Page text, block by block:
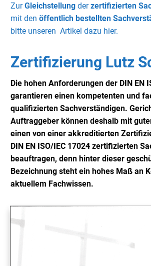
ZurGleichstellung derzertifizierten
mit den öffentlich bestellten
bitte unseren Artikel dazu hier.
Zertifizierung Lutz
Die hohen Anforderungen der DIN EN
garantieren einen kompetenten und
qualifizierten Sachverständigen.
Auftraggeber können deshalb mit
einen von einer akkreditierten
DIN EN ISO/IEC 17024 zertifizierten
beauftragen, denn hinter dieser
Bezeichnung steht ein hohes Maß an
aktuellem Fachwissen.